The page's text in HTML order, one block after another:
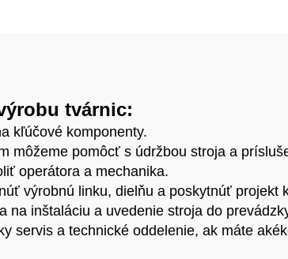
tvárnic:
kľúčové komponenty.
môžeme pomôcť s údržbou stroja a
operátora a mechanika.
výrobnú linku, dielňu a poskytnúť projekt
na inštaláciu a uvedenie stroja do
servis a technické oddelenie, ak máte